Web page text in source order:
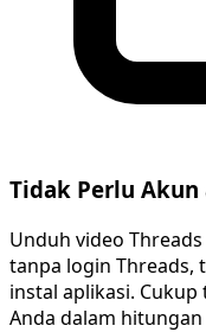
Tidak Perlu
Unduh video
tanpa login Threads,
instal aplikasi. Cukup
Anda dalam